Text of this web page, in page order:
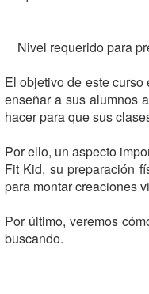
El objetivo de este
enseñar a sus alumnos
hacer para que sus
Por ello, un aspecto
Fit Kid, su preparación
para montar creaciones
Por último, veremos
buscando.